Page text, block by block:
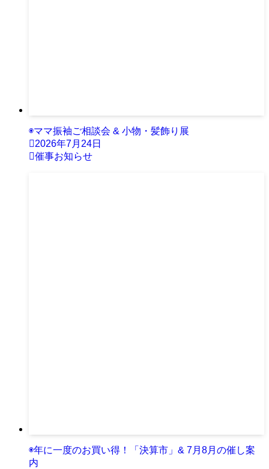
◉ママ振袖ご相談会 & 小物・髪飾り展
2026年7月24日
催事お知らせ
◉年に一度のお買い得！「決算市」& 7月8月の催し案
内